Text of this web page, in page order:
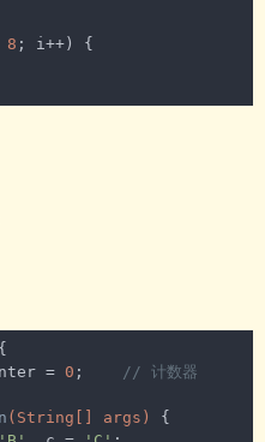
8 ; i++) {
{
= 0 ; // 计数器
(String[] args)
{